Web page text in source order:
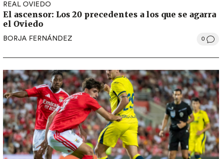
REAL OVIEDO
El ascensor: Los 20 precedentes a los que se agarra
el Oviedo
BORJA FERNÁNDEZ 0